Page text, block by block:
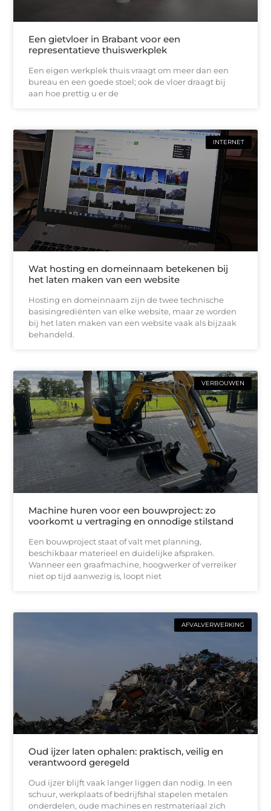
Een gietvloer in Brabant voor een
representatieve thuiswerkplek
Een eigen werkplek thuis vraagt om meer dan een
bureau en een goede stoel; ook de vloer draagt bij
aan hoe prettig u er de
INTERNET
Wat hosting en domeinnaam betekenen bij
het laten maken van een website
Hosting en domeinnaam zijn de twee technische
basisingrediënten van elke website, maar ze worden
bij het laten maken van een website vaak als bijzaak
behandeld.
VERBOUWEN
Machine huren voor een bouwproject: zo
voorkomt u vertraging en onnodige stilstand
Een bouwproject staat of valt met planning,
beschikbaar materieel en duidelijke afspraken.
Wanneer een graafmachine, hoogwerker of verreiker
niet op tijd aanwezig is, loopt niet
AFVALVERWERKING
Oud ijzer laten ophalen: praktisch, veilig en
verantwoord geregeld
Oud ijzer blijft vaak langer liggen dan nodig. In een
schuur, werkplaats of bedrijfshal stapelen metalen
onderdelen, oude machines en restmateriaal zich